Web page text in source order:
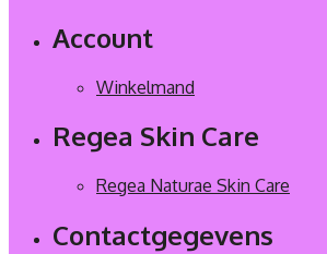
Account
Winkelmand
Regea Skin Care
Regea Naturae Skin Care
Contactgegevens